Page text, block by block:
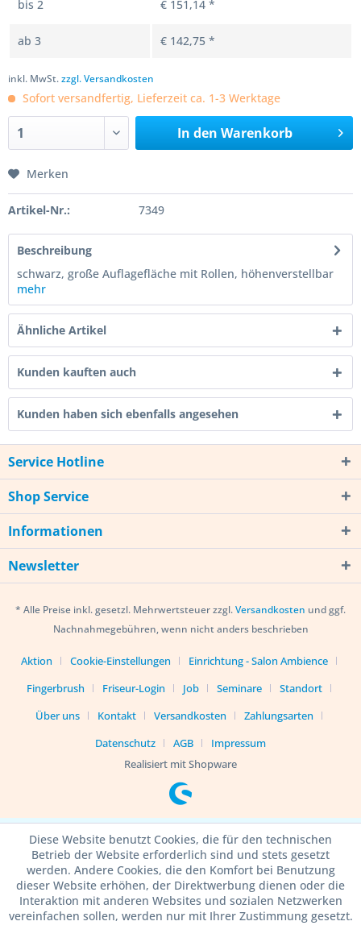
bis 2 € 151,14 *
ab 3 € 142,75 *
inkl. MwSt.zzgl. Versandkosten
Sofort versandfertig, Lieferzeit ca. 1-3 Werktage
In den Warenkorb
Merken
Artikel-Nr.: 7349
Beschreibung
schwarz, große Auflagefläche mit Rollen, höhenverstellbar
mehr
Ähnliche Artikel
Kunden kauften auch
Kunden haben sich ebenfalls angesehen
Service Hotline
Shop Service
Informationen
Newsletter
* Alle Preise inkl. gesetzl. Mehrwertsteuer zzgl.Versandkosten und ggf.
Nachnahmegebühren, wenn nicht anders beschrieben
Aktion Cookie-Einstellungen
Einrichtung - Salon Ambience
Fingerbrush
Friseur-Login Job Seminare
Standort
Über uns
Kontakt Versandkosten
Zahlungsarten
Datenschutz
AGB
Impressum
Realisiert mit Shopware
Diese Website benutzt Cookies, die für den technischen
Betrieb der Website erforderlich sind und stets gesetzt
werden. Andere Cookies, die den Komfort bei Benutzung
dieser Website erhöhen, der Direktwerbung dienen oder die
Interaktion mit anderen Websites und sozialen Netzwerken
vereinfachen sollen, werden nur mit Ihrer Zustimmung gesetzt.